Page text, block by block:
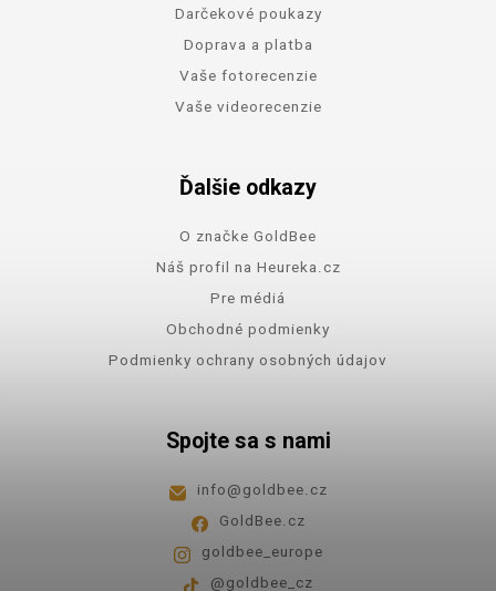
Darčekové poukazy
Doprava a platba
Vaše fotorecenzie
Vaše videorecenzie
Ďalšie odkazy
O značke GoldBee
Náš profil na Heureka.cz
Pre médiá
Obchodné podmienky
Podmienky ochrany osobných údajov
Spojte sa s nami
info@goldbee.cz
GoldBee.cz
goldbee_europe
@goldbee_cz